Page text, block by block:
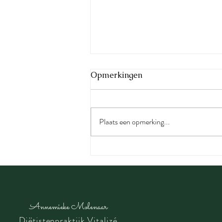
deur uit!
Opmerkingen
Plaats een opmerking...
Annemieke Molenaar